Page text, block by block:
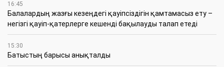
16:45
Балалардың жазғы кезеңдегі қауіпсіздігін қамтамасыз ету –
негізгі қауіп-қатерлерге кешенді бақылауды талап етеді
15:30
Батыстың барысы анықталды